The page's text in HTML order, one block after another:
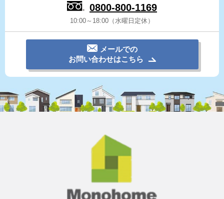
0800-800-1169
10:00～18:00（水曜日定休）
メールでの
お問い合わせはこちら